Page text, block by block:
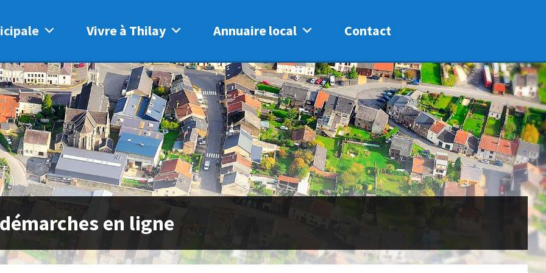
Vivre à Thilay Annuaire local Contact
en ligne